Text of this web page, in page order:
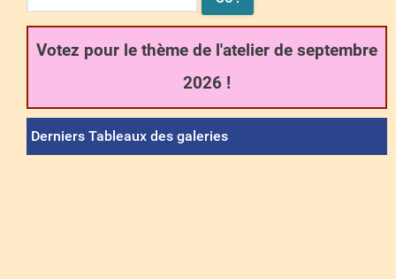
Votez pour le thème de l'atelier de septembre
2026 !
Derniers Tableaux des galeries